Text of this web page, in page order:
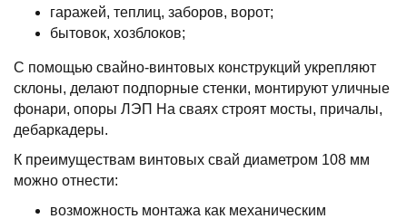
гаражей, теплиц, заборов, ворот;
бытовок, хозблоков;
С помощью свайно-винтовых конструкций укрепляют
склоны, делают подпорные стенки, монтируют уличные
фонари, опоры ЛЭП На сваях строят мосты, причалы,
дебаркадеры.
К преимуществам винтовых свай диаметром 108 мм
можно отнести:
возможность монтажа как механическим